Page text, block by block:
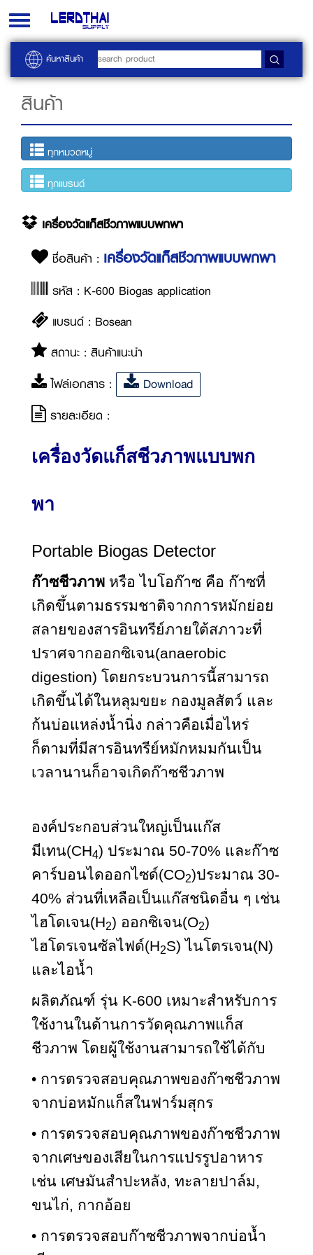
Toggle
navigation
ค้นหาสินค้า
สินค้า
ทุกหมวดหมู่
ทุกแบรนด์
เครื่องวัดแก็สชีวภาพแบบพกพา
ชื่อสินค้า : เครื่องวัดแก็สชีวภาพแบบพกพา
รหัส : K-600 Biogas application
แบรนด์ : Bosean
สถานะ : สินค้าแนะนำ
ไฟล์เอกสาร :
Download
รายละเอียด :
เครื่องวัดแก็สชีวภาพแบบพก
พา
Portable Biogas Detector
ก๊าซชีวภาพ หรือ ไบโอก๊าซ คือ ก๊าซที่
เกิดขึ้นตามธรรมชาติจากการหมักย่อย
สลายของสารอินทรีย์ภายใต้สภาวะที่
ปราศจากออกซิเจน(anaerobic
digestion) โดยกระบวนการนี้สามารถ
เกิดขึ้นได้ในหลุมขยะ กองมูลสัตว์ และ
ก้นบ่อแหล่งน้ำนิ่ง กล่าวคือเมื่อไหร่
ก็ตามที่มีสารอินทรีย์หมักหมมกันเป็น
เวลานานก็อาจเกิดก๊าซชีวภาพ
องค์ประกอบส่วนใหญ่เป็นแก๊ส
มีเทน(CH4) ประมาณ 50-70% และก๊าซ
คาร์บอนไดออกไซด์(CO2)ประมาณ 30-
40% ส่วนที่เหลือเป็นแก๊สชนิดอื่น ๆ เช่น
ไฮโดเจน(H2) ออกซิเจน(O2)
ไฮโดรเจนซัลไฟด์(H2S) ไนโตรเจน(N)
และไอน้ำ
ผลิตภัณฑ์ รุ่น K-600 เหมาะสำหรับการ
ใช้งานในด้านการวัดคุณภาพแก็ส
ชีวภาพ โดยผู้ใช้งานสามารถใช้ได้กับ
• การตรวจสอบคุณภาพของก๊าซชีวภาพ
จากบ่อหมักแก็สในฟาร์มสุกร
• การตรวจสอบคุณภาพของก๊าซชีวภาพ
จากเศษของเสียในการแปรรูปอาหาร
เช่น เศษมันสำปะหลัง, ทะลายปาล์ม,
ขนไก่, กากอ้อย
• การตรวจสอบก๊าซชีวภาพจากบ่อน้ำ